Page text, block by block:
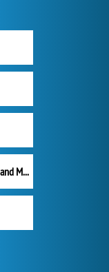
Heroes of Might and Magic II